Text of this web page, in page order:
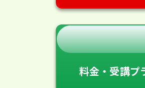
料金・受講プ